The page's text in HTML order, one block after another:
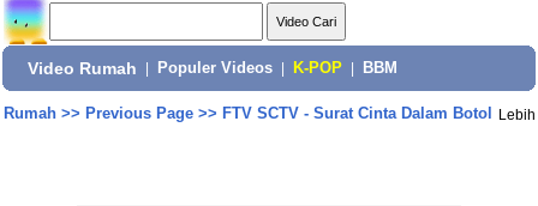
Video Rumah Populer Videos K-POP BBM
Rumah>> Previous Page>> FTV SCTV - Surat Cinta Dalam Botol Lebih